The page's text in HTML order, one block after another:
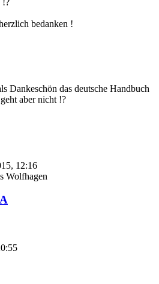
!?
bedanken !
Dankeschön das deutsche Handbuch
aber nicht !?
12:16
Wolfhagen